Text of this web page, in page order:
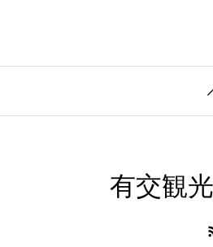
有交観